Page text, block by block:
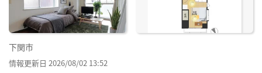
下関市
情報更新日 2026/08/02 13:52